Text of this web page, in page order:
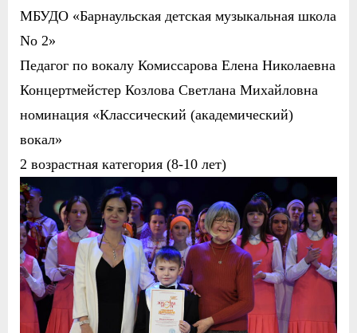
МБУДО «Барнаульская детская музыкальная школа
No 2»
Педагог по вокалу Комиссарова Елена Николаевна
Концертмейстер Козлова Светлана Михайловна
номинация «Классический (академический)
вокал»
2 возрастная категория (8-10 лет)